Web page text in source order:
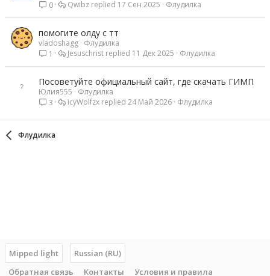
0
Флудилка
17 Сен 2025
Qwibz
помогите олду с тт
vladoshagg Флудилка
1
Флудилка
11 Дек 2025
Jesuschrist
Посоветуйте официальный сайт, где скачать ГИМП
Юлия555
Флудилка
3
Флудилка
24 Май 2026
icyWolfzx
Флудилка
Mipped light
Russian (RU)
Обратная связь
Контакты Условия и правила